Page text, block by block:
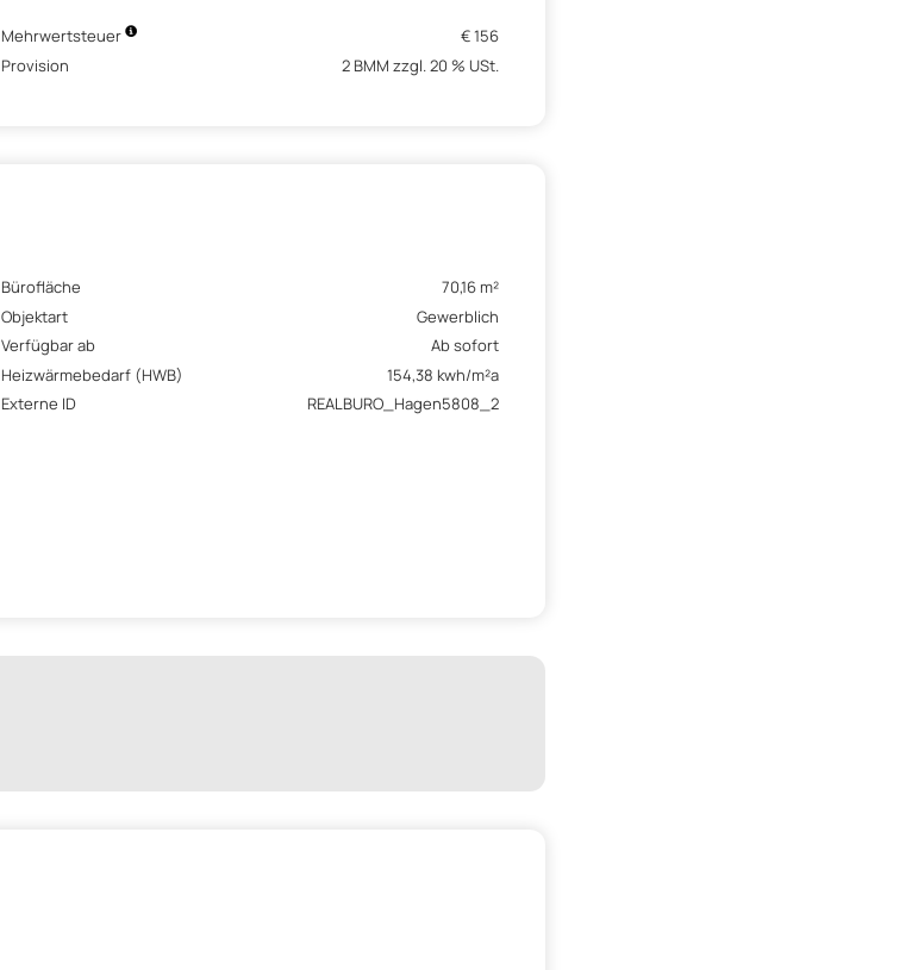
Mehrwertsteuer
€ 156
Provision 2 BMM zzgl. 20 % USt.
Bürofläche
70,16 m²
Objektart
Gewerblich
Verfügbar ab
Ab sofort
Heizwärmebedarf (HWB)
154,38 kwh/m²a
Externe ID
REALBURO_Hagen5808_2